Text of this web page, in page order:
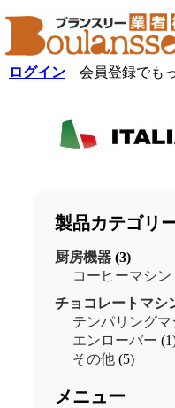
ログイン 会員登録でも
製品カテゴリ
厨房機器 (3)
コーヒーマシン
チョコレートマシ
テンパリングマ
エンローバー
その他 (5)
メニュー